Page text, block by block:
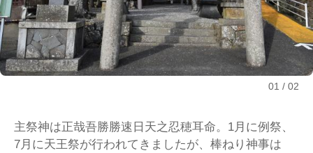
01 02
主祭神は正哉吾勝勝速日天之忍穂耳命。1月に例祭、
7月に天王祭が行われてきましたが、棒ねり神事は